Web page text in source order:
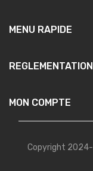
MENU RAPIDE
REGLEMENTATION
MON COMPTE
Copyright 2024-